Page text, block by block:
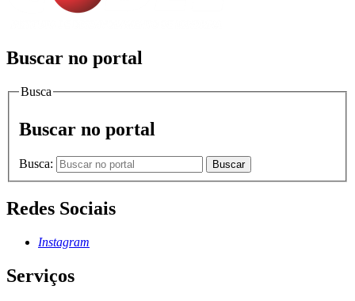
Buscar no portal
Busca
Buscar no portal
Busca: Buscar
Redes Sociais
Instagram
Serviços